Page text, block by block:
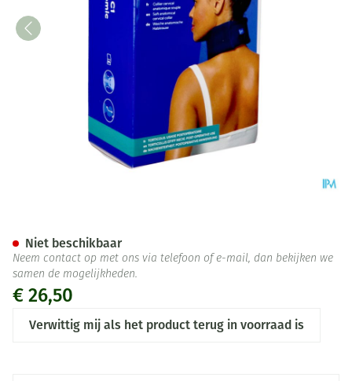
€ 26,50
Verwittig mij als het product terug in voorraad is
Niet beschikbaar
Neem contact op met ons via telefoon of e-mail, dan bekijken we
samen de mogelijkheden.